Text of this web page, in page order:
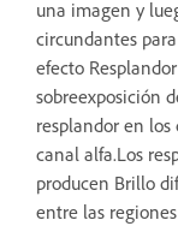
una imagen y
circundantes
efecto
sobreexposición
resplandor en
canal alfa.Los
producen Brillo
entre las